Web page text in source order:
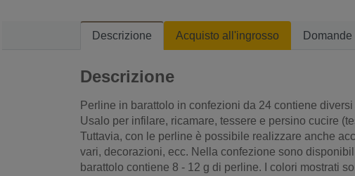
Descrizione Acquisto all'ingrosso Domande
Descrizione
Perline in barattolo in confezioni da 24 contiene diversi
Usalo per infilare, ricamare, tessere e persino cucire
Tuttavia, con le perline è possibile realizzare anche
vari, decorazioni, ecc. Nella confezione sono
barattolo contiene 8 - 12 g di perline. I colori mostrati